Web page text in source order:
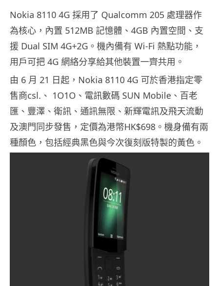
Nokia 8110 4G 採用了 Qualcomm 205 處理器作
為核心，內置 512MB 記憶體、4GB 內置空間、支
援 Dual SIM 4G+2G。機內備有 Wi-Fi 熱點功能，
用戶可把 4G 網絡分享給其他裝置一齊共用。
由 6 月 21 日起，Nokia 8110 4G 可於香港指定零
售商csl.、 1O1O、電訊數碼 SUN Mobile、百老
匯、豐澤、衛訊、通訊無限、新輝電訊及飛天流動
及澳門同步發售，定價為港幣HK$698。機身備有兩
種顏色，包括經典黑色與今次復刻版特製的黃色。